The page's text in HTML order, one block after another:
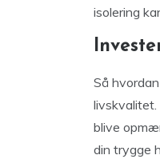
isolering
Så
livskvalitet.
blive
din trygge